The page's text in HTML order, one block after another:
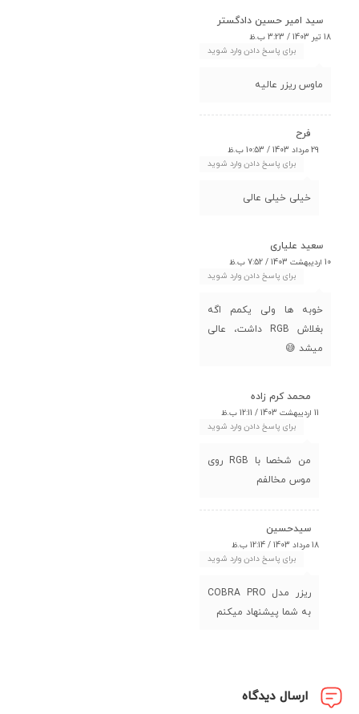
سید امیر حسین دادگستر
18 تیر 1403 / 3:23 ب.ظ
برای پاسخ دادن وارد شوید
ماوس ریزر عالیه
فرح
29 مرداد 1403 / 10:53 ب.ظ
برای پاسخ دادن وارد شوید
خیلی خیلی عالی
سعید علیاری
10 اردیبهشت 1403 / 7:52 ب.ظ
برای پاسخ دادن وارد شوید
خوبه ها ولی یکمم اگه
بغلاش RGB داشت، عالی
میشد 😅
محمد کرم زاده
11 اردیبهشت 1403 / 12:11 ب.ظ
برای پاسخ دادن وارد شوید
من شخصا با RGB روی
موس مخالفم
سیدحسین
18 مرداد 1403 / 12:14 ب.ظ
برای پاسخ دادن وارد شوید
ریزر مدل COBRA PRO
به شما پیشنهاد میکنم
ارسال دیدگاه